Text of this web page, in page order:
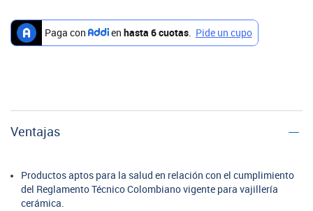
Ventajas
Productos aptos para la salud en relación con el cumplimiento
del Reglamento Técnico Colombiano vigente para vajillería
cerámica.